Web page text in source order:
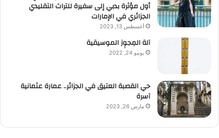
أول مؤثرة بدبي إلى سفيرة للتراث التقليدي
الجزائري في الإمارات
أغسطس 13, 2023
آلة المِجوِز الموسيقية‎‎
يونيو 24, 2022
حي القصبة العتيق في الجزائر.. عمارة عثمانية
آسرة
مارس 26, 2023